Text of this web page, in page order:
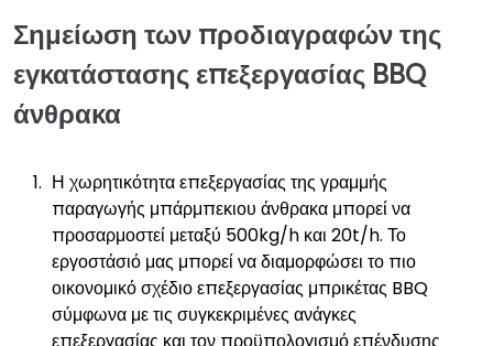
Σημείωση των προδιαγραφών της
εγκατάστασης επεξεργασίας BBQ
άνθρακα
Η χωρητικότητα επεξεργασίας της γραμμής
παραγωγής μπάρμπεκιου άνθρακα μπορεί να
προσαρμοστεί μεταξύ 500kg/h και 20t/h. Το
εργοστάσιό μας μπορεί να διαμορφώσει το πιο
οικονομικό σχέδιο επεξεργασίας μπρικέτας BBQ
σύμφωνα με τις συγκεκριμένες ανάγκες
επεξεργασίας και τον προϋπολογισμό επένδυσης